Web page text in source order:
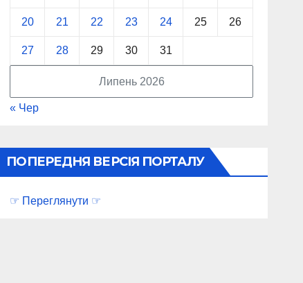
Липень 2026
20 21 22 23 24 25 26
27 28 29 30 31
« Чер
ПОПЕРЕДНЯ ВЕРСІЯ ПОРТАЛУ
☞ Переглянути ☞